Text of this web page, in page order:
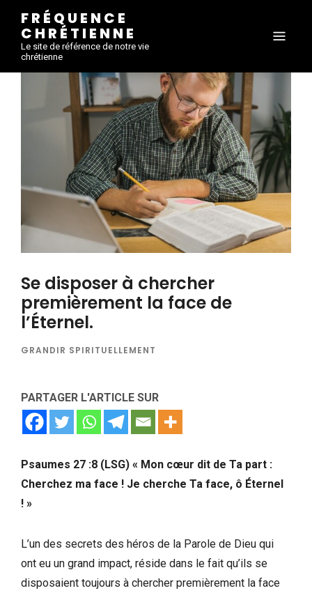
FRÉQUENCE
CHRÉTIENNE
Le site de référence de notre vie
chrétienne
Se disposer à chercher
premièrement la face de
l’Éternel.
GRANDIR SPIRITUELLEMENT
PARTAGER L'ARTICLE SUR
Psaumes 27 :8 (LSG) « Mon cœur dit de Ta part :
Cherchez ma face ! Je cherche Ta face, ô Éternel
! »
L’un des secrets des héros de la Parole de Dieu qui
ont eu un grand impact, réside dans le fait qu’ils se
disposaient toujours à chercher premièrement la face